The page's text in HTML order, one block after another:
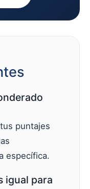
puntajes
específica.
igual para